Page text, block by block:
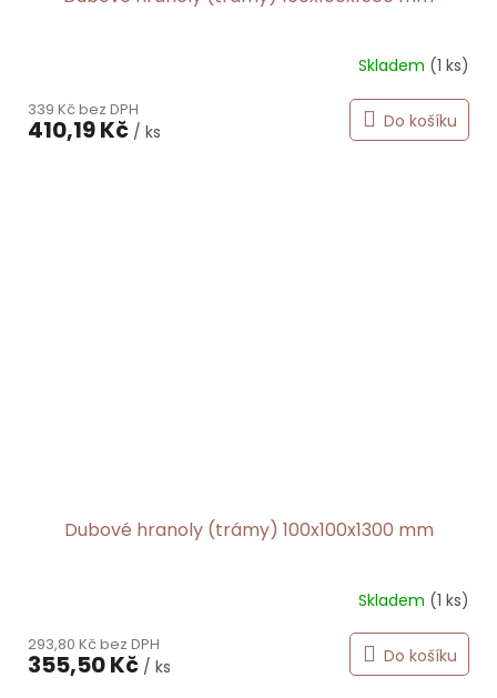
Skladem (1 ks)
339 Kč bez DPH
410,19 Kč / ks
Do košíku
Dubové hranoly (trámy) 100x100x1300 mm
Skladem (1 ks)
293,80 Kč bez DPH
355,50 Kč / ks
Do košíku